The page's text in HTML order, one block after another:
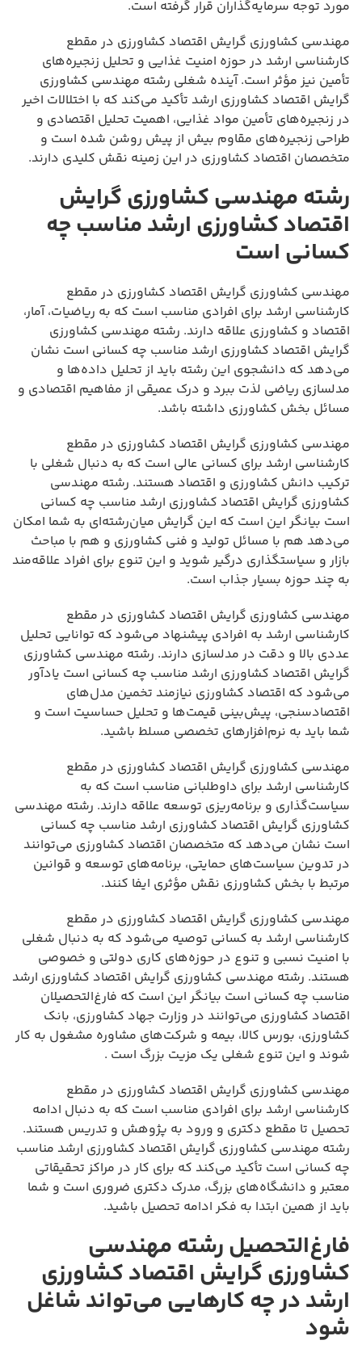
مورد توجه سرمایه‌گذاران قرار گرفته است.
مهندسی کشاورزی گرایش اقتصاد کشاورزی در مقطع
کارشناسی ارشد در حوزه امنیت غذایی و تحلیل زنجیره‌های
تأمین نیز مؤثر است. آینده شغلی رشته مهندسی کشاورزی
گرایش اقتصاد کشاورزی ارشد تأکید می‌کند که با اختلالات اخیر
در زنجیره‌های تأمین مواد غذایی، اهمیت تحلیل اقتصادی و
طراحی زنجیره‌های مقاوم بیش از پیش روشن شده است و
متخصصان اقتصاد کشاورزی در این زمینه نقش کلیدی دارند.
رشته مهندسی کشاورزی گرایش
اقتصاد کشاورزی ارشد مناسب چه
کسانی است
مهندسی کشاورزی گرایش اقتصاد کشاورزی در مقطع
کارشناسی ارشد برای افرادی مناسب است که به ریاضیات، آمار،
اقتصاد و کشاورزی علاقه دارند. رشته مهندسی کشاورزی
گرایش اقتصاد کشاورزی ارشد مناسب چه کسانی است نشان
می‌دهد که دانشجوی این رشته باید از تحلیل داده‌ها و
مدلسازی ریاضی لذت ببرد و درک عمیقی از مفاهیم اقتصادی و
مسائل بخش کشاورزی داشته باشد.
مهندسی کشاورزی گرایش اقتصاد کشاورزی در مقطع
کارشناسی ارشد برای کسانی عالی است که به دنبال شغلی با
ترکیب دانش کشاورزی و اقتصاد هستند. رشته مهندسی
کشاورزی گرایش اقتصاد کشاورزی ارشد مناسب چه کسانی
است بیانگر این است که این گرایش میان‌رشته‌ای به شما امکان
می‌دهد هم با مسائل تولید و فنی کشاورزی و هم با مباحث
بازار و سیاستگذاری درگیر شوید و این تنوع برای افراد علاقه‌مند
به چند حوزه بسیار جذاب است.
مهندسی کشاورزی گرایش اقتصاد کشاورزی در مقطع
کارشناسی ارشد به افرادی پیشنهاد می‌شود که توانایی تحلیل
عددی بالا و دقت در مدلسازی دارند. رشته مهندسی کشاورزی
گرایش اقتصاد کشاورزی ارشد مناسب چه کسانی است یادآور
می‌شود که اقتصاد کشاورزی نیازمند تخمین مدل‌های
اقتصادسنجی، پیش‌بینی قیمت‌ها و تحلیل حساسیت است و
شما باید به نرم‌افزارهای تخصصی مسلط باشید.
مهندسی کشاورزی گرایش اقتصاد کشاورزی در مقطع
کارشناسی ارشد برای داوطلبانی مناسب است که به
سیاست‌گذاری و برنامه‌ریزی توسعه علاقه دارند. رشته مهندسی
کشاورزی گرایش اقتصاد کشاورزی ارشد مناسب چه کسانی
است نشان می‌دهد که متخصصان اقتصاد کشاورزی می‌توانند
در تدوین سیاست‌های حمایتی، برنامه‌های توسعه و قوانین
مرتبط با بخش کشاورزی نقش مؤثری ایفا کنند.
مهندسی کشاورزی گرایش اقتصاد کشاورزی در مقطع
کارشناسی ارشد به کسانی توصیه می‌شود که به دنبال شغلی
با امنیت نسبی و تنوع در حوزه‌های کاری دولتی و خصوصی
هستند. رشته مهندسی کشاورزی گرایش اقتصاد کشاورزی ارشد
مناسب چه کسانی است بیانگر این است که فارغ‌التحصیلان
اقتصاد کشاورزی می‌توانند در وزارت جهاد کشاورزی، بانک
کشاورزی، بورس کالا، بیمه و شرکت‌های مشاوره مشغول به کار
شوند و این تنوع شغلی یک مزیت بزرگ است .
مهندسی کشاورزی گرایش اقتصاد کشاورزی در مقطع
کارشناسی ارشد برای افرادی مناسب است که به دنبال ادامه
تحصیل تا مقطع دکتری و ورود به پژوهش و تدریس هستند.
رشته مهندسی کشاورزی گرایش اقتصاد کشاورزی ارشد مناسب
چه کسانی است تأکید می‌کند که برای کار در مراکز تحقیقاتی
معتبر و دانشگاه‌های بزرگ، مدرک دکتری ضروری است و شما
باید از همین ابتدا به فکر ادامه تحصیل باشید.
فارغ‌التحصیل رشته مهندسی
کشاورزی گرایش اقتصاد کشاورزی
ارشد در چه کارهایی می‌تواند شاغل
شود